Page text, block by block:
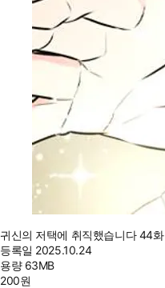
귀신의 저택에 취직했습니다 44화
등록일 2025.10.24
용량 63MB
200원